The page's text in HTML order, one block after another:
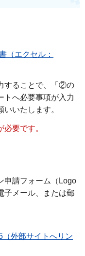
（エクセル：
することで、「②の
トへ必要事項が入力
いたします。
要です。
申請フォーム（Logo
子メール、または郵
（外部サイトへリン